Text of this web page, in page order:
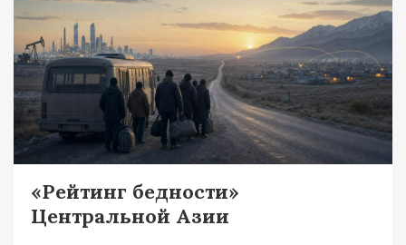
«Рейтинг бедности»
Центральной Азии